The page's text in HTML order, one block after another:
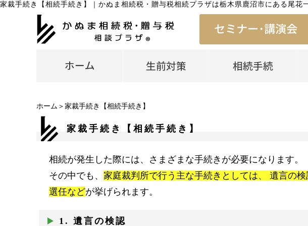
家裁手続き【相続手続き】 かぬま相続税・贈与税相続プラザは栃木県鹿沼市にある尾花
ホーム ＞家裁手続き【相続手続き】
家裁手続き【相続手続き】
相続が発生した際には、さまざまな手続きが必要になります。
その中でも、 家庭裁判所で行う主な手続きとしては、 遺言の
選任などが挙げられます。
1. 遺言の検認